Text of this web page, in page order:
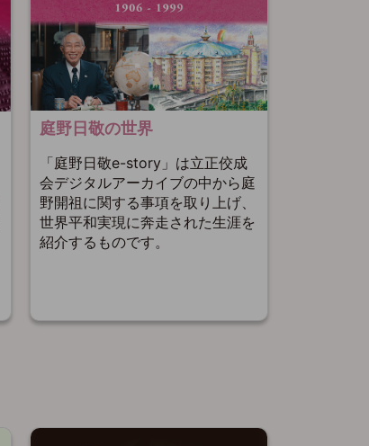
庭野日敬の世界
「庭野日敬e-story」は立正佼成
会デジタルアーカイブの中から庭
野開祖に関する事項を取り上げ、
世界平和実現に奔走された生涯を
紹介するものです。